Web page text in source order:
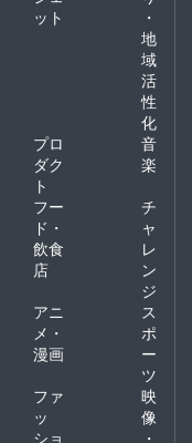
ット
・
地
域
活
性
化
プロ
ダク
ト
音
楽
フー
ド・
飲食
店
チ
ャ
レ
ン
ジ
アニ
メ・
漫画
ス
ポ
ー
ツ
ファ
ッ
ショ
映
像
・